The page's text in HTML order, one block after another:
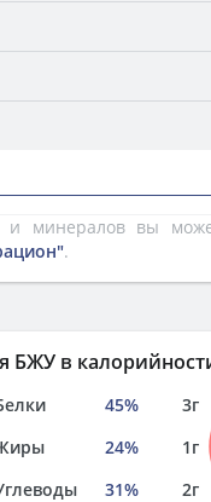
и минералов вы
.
БЖУ в
45% 3г
24% 1г
31% 2г